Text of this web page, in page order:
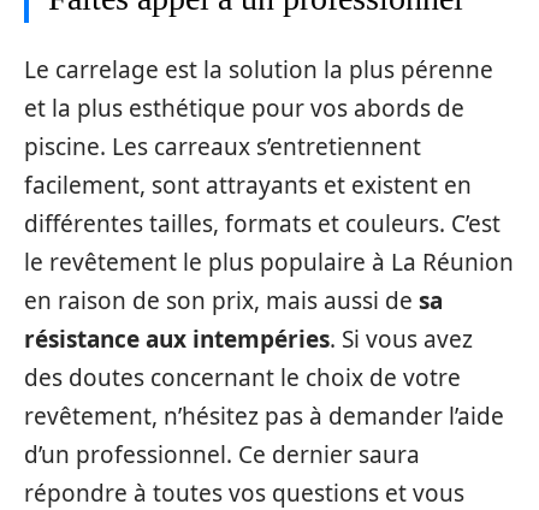
Le carrelage est la solution la plus pérenne
et la plus esthétique pour vos abords de
piscine. Les carreaux s’entretiennent
facilement, sont attrayants et existent en
différentes tailles, formats et couleurs. C’est
le revêtement le plus populaire à La Réunion
en raison de son prix, mais aussi de sa
résistance aux intempéries. Si vous avez
des doutes concernant le choix de votre
revêtement, n’hésitez pas à demander l’aide
d’un professionnel. Ce dernier saura
répondre à toutes vos questions et vous